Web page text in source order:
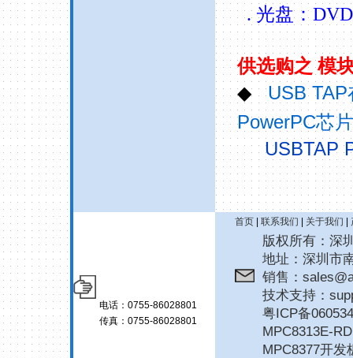
. 光盘：DVD
供选购之 模
◆
USB TAP
PowerPC芯片
USBTAP
电话：0755-86028801
传真：0755-86028801
首页| 联系我们 关于我们
版权所有：深
地址：深圳市
销售：
技术支持：
粤ICP备
MPC8313E-
MPC8377开发